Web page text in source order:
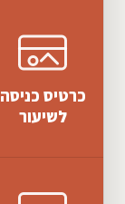
כרטיס כניסה
לשיעור